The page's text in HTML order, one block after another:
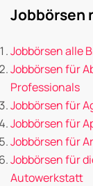
Jobbörsen
Jobbörsen alle
Jobbörsen für
Professionals
Jobbörsen für
Jobbörsen für
Jobbörsen für
Jobbörsen für
Autowerkstatt